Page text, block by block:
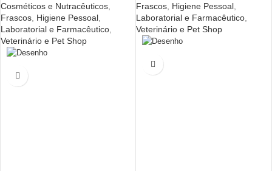
Cosméticos e Nutracêuticos
Frascos Higiene Pessoal
Laboratorial e Farmacêutico
Veterinário e Pet Shop
Frascos Higiene Pessoal
Laboratorial e Farmacêutico
Veterinário e Pet Shop